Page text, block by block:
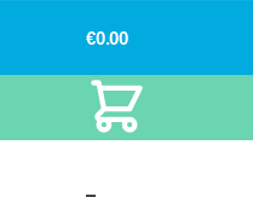
€0.00